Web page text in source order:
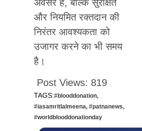
अवसर है, बल्कि सुरक्षित
और नियमित रक्तदान की
निरंतर आवश्यकता को
उजागर करने का भी समय
है।
Post Views: 819
TAGS:#blooddonation,
#iasamritlalmeena, #patnanews,
#worldblooddonationday